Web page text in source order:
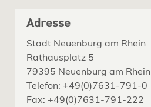
Adresse
Stadt Neuenburg am Rhein
Rathausplatz 5
79395 Neuenburg am Rhein
Telefon: +49(0)7631-791-0
Fax: +49(0)7631-791-222